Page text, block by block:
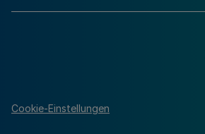
Cookie-Einstellungen